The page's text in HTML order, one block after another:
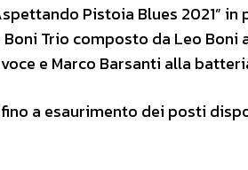
Pistoia Blues 2021” in
Trio composto da Leo Boni
e Marco Barsanti alla
fino a esaurimento dei posti